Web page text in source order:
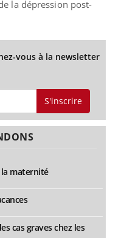
la dépression post-
vous à la newsletter
S'inscrire
la maternité
cas graves chez les